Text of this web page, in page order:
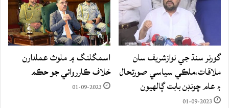
گورنر سنڌ جي نوازشريف سان
ملاقات،ملڪي سياسي صورتحال
۽ عام چونڊن بابت ڳالهيون
01-09-2023
اسمگلنگ ۾ ملوث عملدارن
خلاف ڪارروائي جو حڪم
01-09-2023